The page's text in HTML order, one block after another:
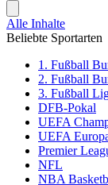
Alle Inhalte
Beliebte Sportarten
1. Fußball
2. Fußball
3. Fußball
DFB-Pokal
UEFA
UEFA
Premier
NFL
NBA